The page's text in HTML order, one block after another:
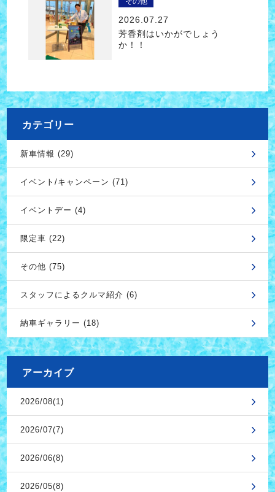
2026.07.27
芳香剤はいかがでしょう
か！！
カテゴリー
新車情報 (29)
イベント/キャンペーン (71)
イベントデー (4)
限定車 (22)
その他 (75)
スタッフによるクルマ紹介 (6)
納車ギャラリー (18)
アーカイブ
2026/08(1)
2026/07(7)
2026/06(8)
2026/05(8)